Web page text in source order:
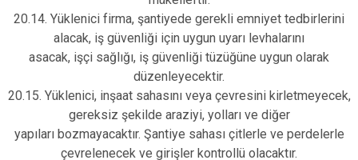
20.14. Yüklenici firma, şantiyede gerekli emniyet tedbirlerini
alacak, iş güvenliği için uygun uyarı levhalarını
asacak, işçi sağlığı, iş güvenliği tüzüğüne uygun olarak
düzenleyecektir.
20.15. Yüklenici, inşaat sahasını veya çevresini kirletmeyecek,
gereksiz şekilde araziyi, yolları ve diğer
yapıları bozmayacaktır. Şantiye sahası çitlerle ve perdelerle
çevrelenecek ve girişler kontrollü olacaktır.